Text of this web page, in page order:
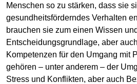
Menschen so zu stärken, dass sie
gesundheitsförderndes Verhalten
brauchen sie zum einen Wissen
Entscheidungsgrundlage, aber
Kompetenzen für den Umgang mit
gehören – unter anderem – der
Stress und Konflikten, aber auch